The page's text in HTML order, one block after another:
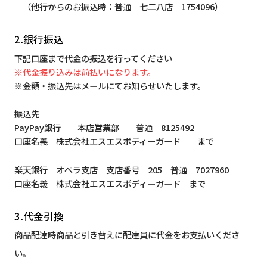
（他行からのお振込時：普通 七二八店 1754096）
2.銀行振込
下記口座まで代金の振込を行ってください
※代金振り込みは前払いになります。
※金額・振込先はメールにてお知らせいたします。
振込先
PayPay銀行 本店営業部 普通 8125492
口座名義 株式会社エスエスボディーガード まで
楽天銀行 オペラ支店 支店番号 205 普通 7027960
口座名義 株式会社エスエスボディーガード まで
3.代金引換
商品配達時商品と引き替えに配達員に代金をお支払いくださ
い。